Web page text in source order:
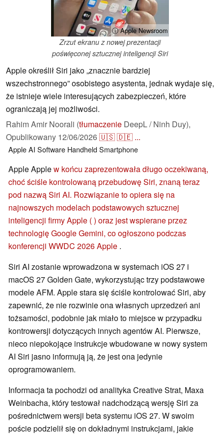
ⓘ Apple Newsroom
Zrzut ekranu z nowej prezentacji
poświęconej sztucznej inteligencji Siri
Apple określił Siri jako „znacznie bardziej
wszechstronnego” osobistego asystenta, jednak wydaje się,
że istnieje wiele interesujących zabezpieczeń, które
ograniczają jej możliwości.
Rahim Amir Noorali (tłumaczenie DeepL / Ninh Duy),
Opublikowany 12/06/2026🇺🇸🇩🇪 ...
AppleAI Software HandheldSmartphone
Apple Applew końcu zaprezentowała długo oczekiwaną,
choć ściśle kontrolowaną przebudowę Siri, znaną teraz
pod nazwą Siri AI. Rozwiązanie to opiera się na
najnowszych modelach podstawowych sztucznej
inteligencji firmy Apple ( ) oraz jest wspierane przez
technologię Google Gemini, co ogłoszono podczas
konferencji WWDC 2026 Apple .
Siri AI zostanie wprowadzona w systemach iOS 27 i
macOS 27 Golden Gate, wykorzystując trzy podstawowe
modele AFM. Apple stara się ściśle kontrolować Siri, aby
zapewnić, że nie rozwinie ona własnych uprzedzeń ani
tożsamości, podobnie jak miało to miejsce w przypadku
kontrowersji dotyczących innych agentów AI. Pierwsze,
nieco niepokojące instrukcje wbudowane w nowy system
AI Siri jasno informują ją, że jest ona jedynie
oprogramowaniem.
Informacja ta pochodzi od analityka Creative Strat, Maxa
Weinbacha, który testował nadchodzącą wersję Siri za
pośrednictwem wersji beta systemu iOS 27. W swoim
poście podzielił się on dokładnymi instrukcjami, jakie